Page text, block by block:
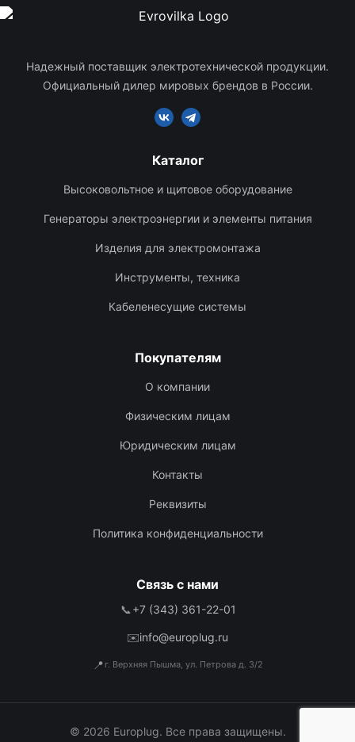
Надежный поставщик электротехнической продукции.
Официальный дилер мировых брендов в России.
Каталог
Высоковольтное и щитовое оборудование
Генераторы электроэнергии и элементы питания
Изделия для электромонтажа
Инструменты, техника
Кабеленесущие системы
Покупателям
О компании
Физическим лицам
Юридическим лицам
Контакты
Реквизиты
Политика конфиденциальности
Связь с нами
📞+7 (343) 361-22-01
✉️info@europlug.ru
📍 г. Верхняя Пышма, ул. Петрова д. 3/2
© 2026 Europlug. Все права защищены.